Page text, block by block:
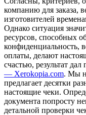
компанию для заказа,
изготовителей
Однако ситуация
ресурсов, способных
конфиденциальность,
оплаты, делают
счастью, результат
— Xerokopia.com. Мы
предлагает десятки
настоящие чеки.
документа попросту
детальной проверки